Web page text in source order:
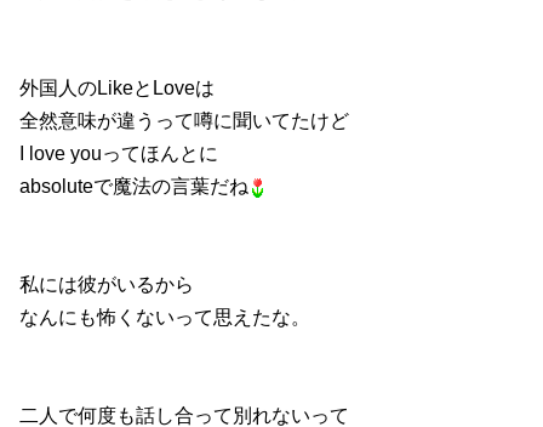
外国人のLikeとLoveは
全然意味が違うって噂に聞いてたけど
I love youってほんとに
absoluteで魔法の言葉だね
私には彼がいるから
なんにも怖くないって思えたな。
二人で何度も話し合って別れないって